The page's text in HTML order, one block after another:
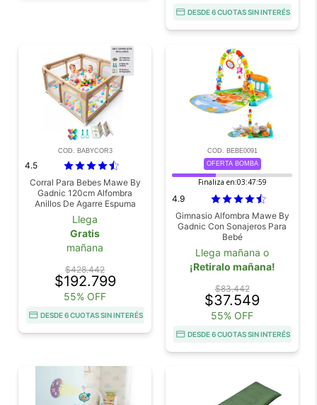
DESDE 6 CUOTAS SIN INTERÉS
COD. BABYCOR3
4.5
Corral Para Bebes Mawe By
Gadnic 120cm Alfombra
Anillos De Agarre Espuma
Protectora
Llega
Gratis
mañana
$428.442
$192.799
55% OFF
DESDE 6 CUOTAS SIN INTERÉS
COD. BEBE0091
OFERTA BOMBA
Finaliza en:03:47:58
4.9
Gimnasio Alfombra Mawe By
Gadnic Con Sonajeros Para
Bebé
Llega mañana o
¡Retiralo mañana!
$83.442
$37.549
55% OFF
DESDE 6 CUOTAS SIN INTERÉS